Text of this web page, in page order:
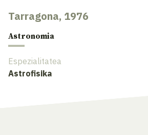
Tarragona, 1976
Astronomia
Espezialitatea
Astrofisika